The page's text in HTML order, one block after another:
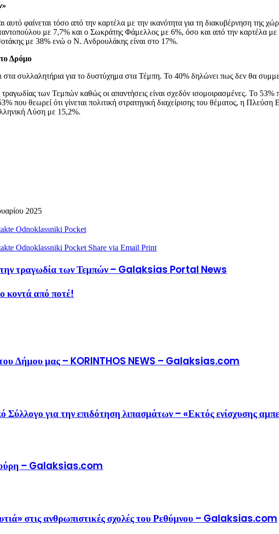
φαίνεται τόσο από την καρτέλα με την ικανότητα για τη διακυβέρνηση της
με 7,7% και ο Σωκράτης Φάμελλος με 6%, όσο και από την καρτέλα
με 38% ενώ ο Ν. Ανδρουλάκης είναι στο 17%.
Δρόμο
στα συλλαλητήρια για το δυστύχημα στα Τέμπη. Το 40% δηλώνει πως δεν θα
τραγωδίας των Τεμπών καθώς οι απαντήσεις είναι σχεδόν ισομοιρασμένες. Το 53%
θεωρεί ότι γίνεται πολιτική στρατηγική διαχείρισης του θέματος, η
Λύση με 15,2%.
2025
Odnoklassniki Pocket
Odnoklassniki Pocket Share via Email Print
την τραγωδία των Τεμπών – Galaksias Portal News
κοντά από ποτέ!
του Δήμου μας – KORINTHOS NEWS – Galaksias.com
Σύλλογο για την επιδότηση λιπασμάτων – «Εκτός ενίσχυσης
– Galaksias.com
στις ανθρωπιστικές σχολές του Ρεθύμνου – Galaksias.com